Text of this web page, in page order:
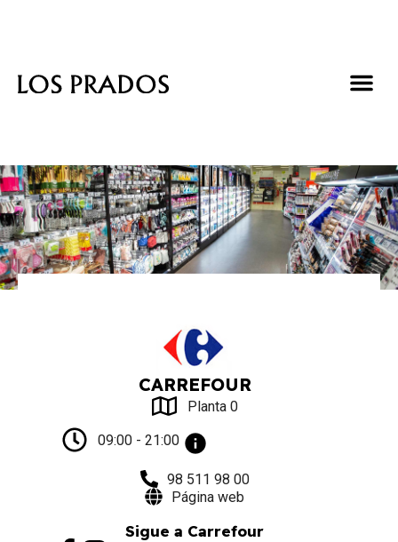
CARREFOUR
Planta 0
09:00 - 21:00
98 511 98 00
Página web
Sigue a Carrefour